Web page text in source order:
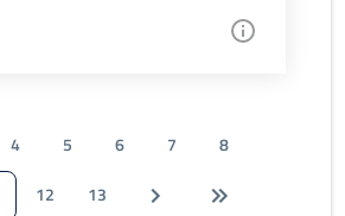
4 5 6 7
8
12 13